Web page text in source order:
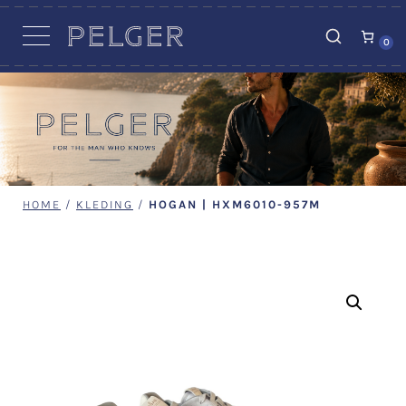
0
HOME / KLEDING / HOGAN | HXM6010-957M